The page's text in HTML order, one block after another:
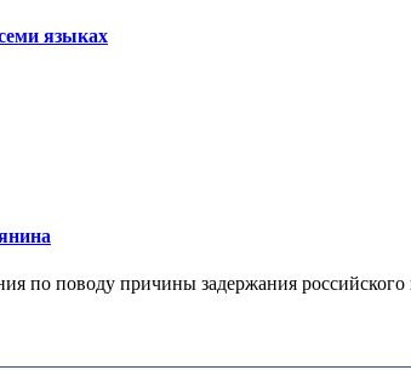
языках
по поводу причины задержания российского